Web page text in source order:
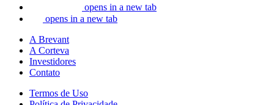
opens in a new tab
opens in a new tab
A Brevant
A Corteva
Investidores
Contato
Termos de Uso